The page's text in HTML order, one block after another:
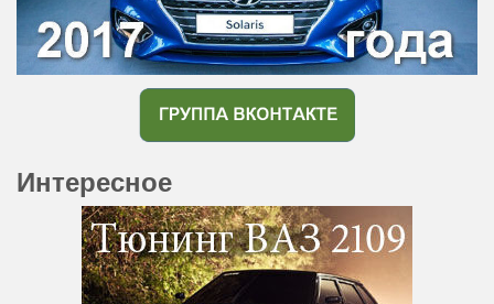
Интересное